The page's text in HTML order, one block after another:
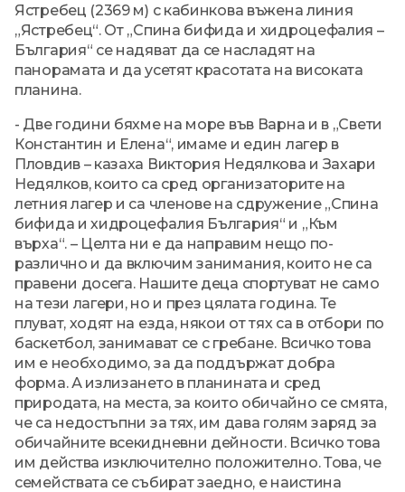
Ястребец (2369 м) с кабинкова въжена линия
„Ястребец“. От „Спина бифида и хидроцефалия –
България“ се надяват да се насладят на
панорамата и да усетят красотата на високата
планина.
- Две години бяхме на море във Варна и в „Свети
Константин и Елена“, имаме и един лагер в
Пловдив – казаха Виктория Недялкова и Захари
Недялков, които са сред организаторите на
летния лагер и са членове на сдружение „Спина
бифида и хидроцефалия България“ и „Към
върха“. – Целта ни е да направим нещо по-
различно и да включим занимания, които не са
правени досега. Нашите деца спортуват не само
на тези лагери, но и през цялата година. Те
плуват, ходят на езда, някои от тях са в отбори по
баскетбол, занимават се с гребане. Всичко това
им е необходимо, за да поддържат добра
форма. А излизането в планината и сред
природата, на места, за които обичайно се смята,
че са недостъпни за тях, им дава голям заряд за
обичайните всекидневни дейности. Всичко това
им действа изключително положително. Това, че
семействата се събират заедно, е наистина